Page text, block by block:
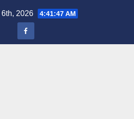
6th, 2026 4:41:48 AM